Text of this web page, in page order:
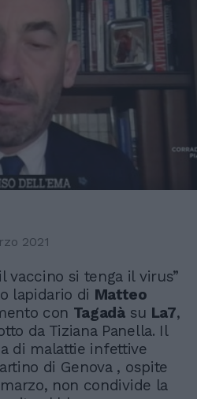
2021
vaccino si tenga il virus”
lapidario di Matteo
con Tagadàsu La7,
da Tiziana Panella. Il
di malattie infettive
di Genova , ospite
non condivide la